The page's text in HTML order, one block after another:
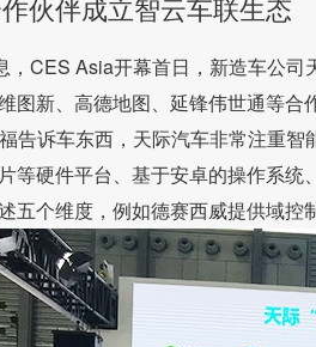
伙伴成立智云车联生态
，CES Asia开幕首日，新造车公司
图新、高德地图、延锋伟世通等合
告诉车东西，天际汽车非常注重
等硬件平台、基于安卓的操作系统
五个维度，例如德赛西威提供域控